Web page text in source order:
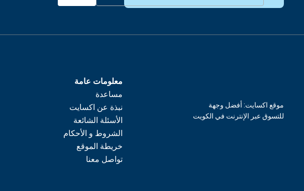
معلومات عامة
مساعدة
نبذة عن اكسايت
الأسئلة الشائعة
الشروط و الأحكام
خريطة الموقع
تواصل معنا
موقع اكسايت: أفضل وجهة
للتسوق عبر الإنترنت في الكويت